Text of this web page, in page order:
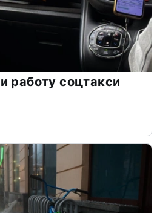
работу соцтакси